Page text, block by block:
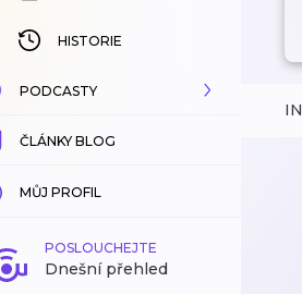
HISTORIE
PODCASTY
KATALOG
KATEGORIE
ZÁLOŽKY
ČLÁNKY BLOG
MŮJ PROFIL
POSLOUCHEJTE
Dnešní přehled